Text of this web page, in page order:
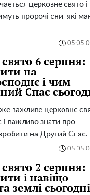
церковне свято і
пророчі сни, які
05:05
6 серпня:
на
і чим
Спас
важливе церковне
важливо знати про
на Другий Спас.
05:05
2 серпня:
і навіщо
землі сьогодні